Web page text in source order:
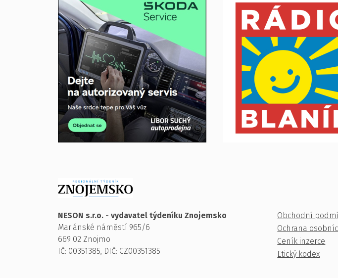
NESON s.r.o. - vydavatel týdeníku Znojemsko
Mariánské náměstí 965/6
669 02 Znojmo
IČ: 00351385, DIČ: CZ00351385
Obchodní
Ochrana
Ceník inzerce
Etický kodex